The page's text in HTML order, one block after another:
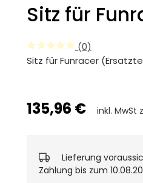
Sitz für
(0)
Sitz für Funracer
135,96 € inkl. MwSt
Lieferung
Zahlung bis zum